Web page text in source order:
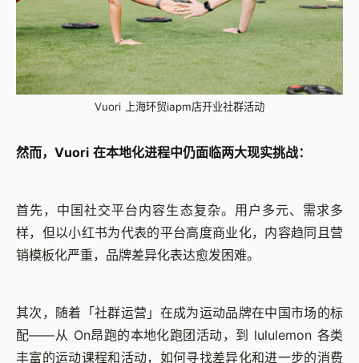
Vuori 上海环贸iapm店开业社群活动
然而，Vuori 在本地化进程中仍面临两大现实挑战：
首先，中国社交平台内容生态复杂。用户多元、需求多
样，但以小红书为代表的平台高度商业化，内容趋同且营
销模板化严重，品牌差异化表达愈发困难。
其次，随着「社群运营」在成为运动品牌在中国市场的标
配——从 On昂跑的本地化跑团活动，到 lululemon 各类
丰富的运动课程和活动，如何寻找差异化和进一步的消费